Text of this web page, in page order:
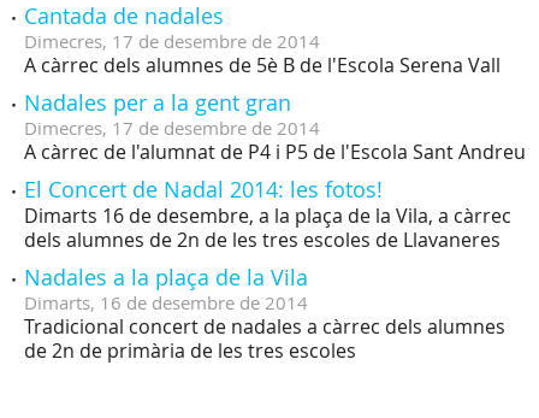
Cantada de nadales
Dimecres, 17 de desembre de 2014
A càrrec dels alumnes de 5è B de l'Escola Serena Vall
Nadales per a la gent gran
Dimecres, 17 de desembre de 2014
A càrrec de l'alumnat de P4 i P5 de l'Escola Sant Andreu
El Concert de Nadal 2014: les fotos!
Dimarts 16 de desembre, a la plaça de la Vila, a càrrec
dels alumnes de 2n de les tres escoles de Llavaneres
Nadales a la plaça de la Vila
Dimarts, 16 de desembre de 2014
Tradicional concert de nadales a càrrec dels alumnes
de 2n de primària de les tres escoles